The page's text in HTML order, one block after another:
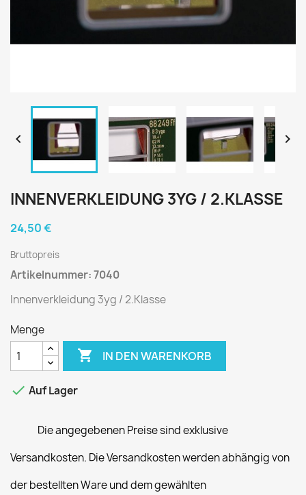
 
INNENVERKLEIDUNG 3YG / 2.KLASSE
24,50 €
Bruttopreis
Artikelnummer: 7040
Innenverkleidung 3yg / 2.Klasse
Menge
 IN DEN WARENKORB
 Auf Lager
Die angegebenen Preise sind exklusive
Versandkosten. Die Versandkosten werden abhängig von
der bestellten Ware und dem gewählten